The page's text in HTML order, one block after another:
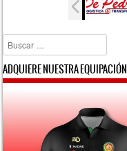
Buscar
ADQUIERE NUESTRA EQUIPACIÓN